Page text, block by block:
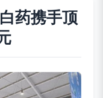
药携手顶